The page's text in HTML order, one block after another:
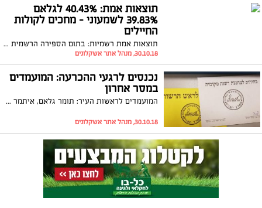
תוצאות אמת: 40.43% לגלאם
39.83% לשמעוני - מחכים לקולות
החיילים
תוצאות אמת רשמיות: בתום הספירה הרשמית 278 קולות בלבד מפרידים בין תומר גלאם לאיתמר שמעוני. כעת מחכים לקולות החיילים בשעה 16:30
30.10.18, מנהל אתר אשקלונים
נכנסים לרגעי ההכרעה: המועמדים
במסר אחרון
המועמדים לראשות העיר: תומר גלאם, איתמר שמעוני, משה אטיאס, איתי סהר ואבי עייש במסר אחרון בהחלט לפני סגירת הקלפיות. לראשונה הם מסכימים על דבר אחד וקוראים לתושבים לצאת ולהצביע
30.10.18, מנהל אתר אשקלונים